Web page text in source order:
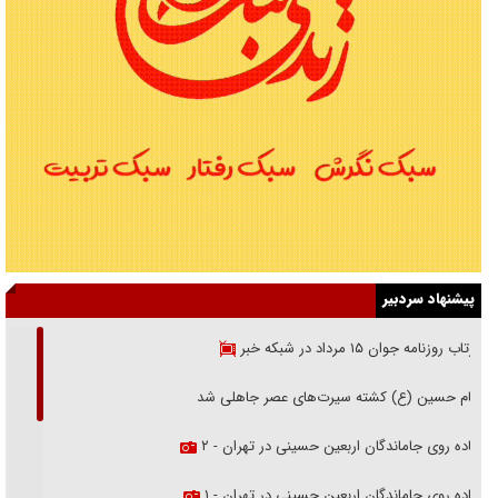
پیشنهاد سردبیر
بازتاب روزنامه جوان ۱۵ مرداد در شبکه خبر
امام حسین (ع) کشته سیرت‌های عصر جاهلی شد
پیاده روی جاماندگان اربعین حسینی در تهران - ۲